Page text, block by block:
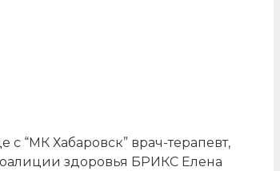
“МК Хабаровск” врач-терапевт,
здоровья БРИКС Елена